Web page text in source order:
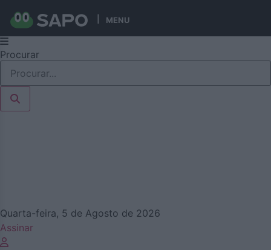
MENU
Pular
para
conteúdo
Procurar
Quarta-feira, 5 de Agosto de 2026
Assinar